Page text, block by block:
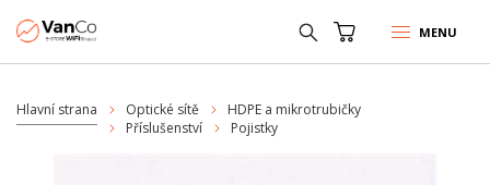
MENU
Hlavní strana Optické sítě
HDPE a mikrotrubičky
Příslušenství
Pojistky